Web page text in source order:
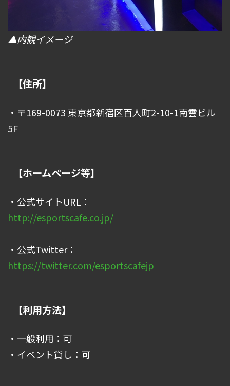
▲内観イメージ
【住所】
・〒169-0073 東京都新宿区百人町2-10-1南雲ビル
5F
【ホームページ等】
・公式サイトURL：
http://esportscafe.co.jp/
・公式Twitter：
https://twitter.com/esportscafejp
【利用方法】
・一般利用：可
・イベント貸し：可